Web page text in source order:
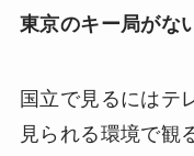
東京のキー局がな
国立で見るにはテ
見られる環境で観